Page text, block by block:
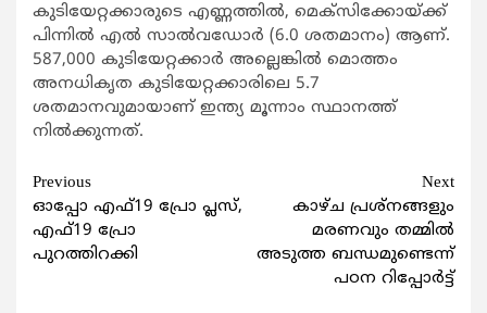
കുടിയേറ്റക്കാരുടെ എണ്ണത്തില്‍, മെക്സിക്കോയ്ക്ക്
പിന്നില്‍ എല്‍ സാല്‍വഡോര്‍ (6.0 ശതമാനം) ആണ്.
587,000 കുടിയേറ്റക്കാര്‍ അല്ലെങ്കില്‍ മൊത്തം
അനധികൃത കുടിയേറ്റക്കാരിലെ 5.7
ശതമാനവുമായാണ് ഇന്ത്യ മൂന്നാം സ്ഥാനത്ത്
നില്‍ക്കുന്നത്.
Continue
Reading
Previous
ഓപ്പോ എഫ്19 പ്രോ പ്ലസ്,
എഫ്19 പ്രോ
പുറത്തിറക്കി
Next
കാഴ്ച പ്രശ്‌നങ്ങളും
മരണവും തമ്മില്‍
അടുത്ത ബന്ധമുണ്ടെന്ന്
പഠന റിപ്പോര്‍ട്ട്